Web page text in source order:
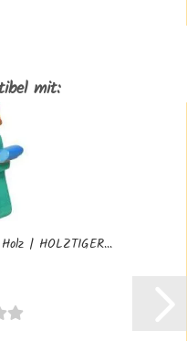
mit:
| HOLZTIGER...